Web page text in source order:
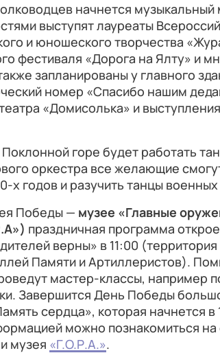
начнется
выступят лауреаты
и юношеского творчества
фестиваля «Дорога на Ялту» и
запланированы у главного
номер «Спасибо нашим
«Домисолька» и
горе будет работать
оркестра все желающие
х годов и разучить танцы военных
Победы — музее «Главные
») праздничная программа
верны» в 11:00
Памяти и Артиллеристов).
мастер-классы, например
Завершится День Победы
сердца», которая начнется в
можно познакомиться на
и музея «Г.О.Р.А.».